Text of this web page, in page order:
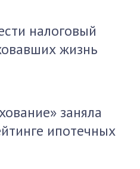
налоговый
жизнь
заняла
ипотечных